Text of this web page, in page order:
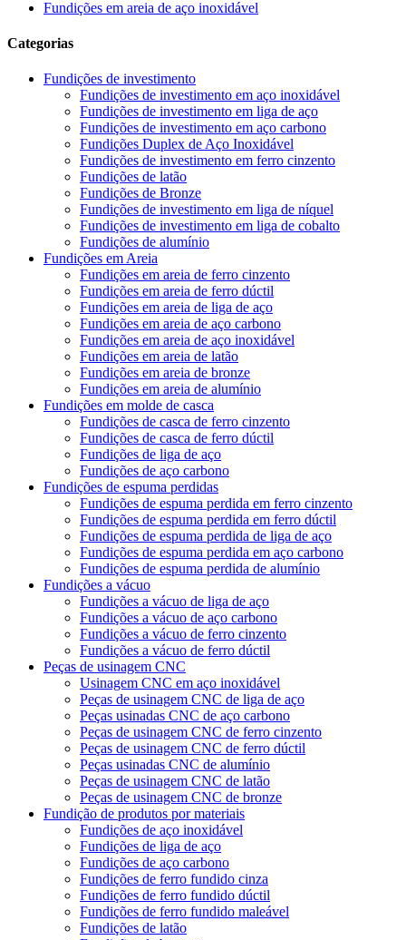
Fundições em areia de aço inoxidável
Categorias
Fundições de investimento
Fundições de investimento em aço inoxidável
Fundições de investimento em liga de aço
Fundições de investimento em aço carbono
Fundições Duplex de Aço Inoxidável
Fundições de investimento em ferro cinzento
Fundições de latão
Fundições de Bronze
Fundições de investimento em liga de níquel
Fundições de investimento em liga de cobalto
Fundições de alumínio
Fundições em Areia
Fundições em areia de ferro cinzento
Fundições em areia de ferro dúctil
Fundições em areia de liga de aço
Fundições em areia de aço carbono
Fundições em areia de aço inoxidável
Fundições em areia de latão
Fundições em areia de bronze
Fundições em areia de alumínio
Fundições em molde de casca
Fundições de casca de ferro cinzento
Fundições de casca de ferro dúctil
Fundições de liga de aço
Fundições de aço carbono
Fundições de espuma perdidas
Fundições de espuma perdida em ferro cinzento
Fundições de espuma perdida em ferro dúctil
Fundições de espuma perdida de liga de aço
Fundições de espuma perdida em aço carbono
Fundições de espuma perdida de alumínio
Fundições a vácuo
Fundições a vácuo de liga de aço
Fundições a vácuo de aço carbono
Fundições a vácuo de ferro cinzento
Fundições a vácuo de ferro dúctil
Peças de usinagem CNC
Usinagem CNC em aço inoxidável
Peças de usinagem CNC de liga de aço
Peças usinadas CNC de aço carbono
Peças de usinagem CNC de ferro cinzento
Peças de usinagem CNC de ferro dúctil
Peças usinadas CNC de alumínio
Peças de usinagem CNC de latão
Peças de usinagem CNC de bronze
Fundição de produtos por materiais
Fundições de aço inoxidável
Fundições de liga de aço
Fundições de aço carbono
Fundições de ferro fundido cinza
Fundições de ferro fundido dúctil
Fundições de ferro fundido maleável
Fundições de latão